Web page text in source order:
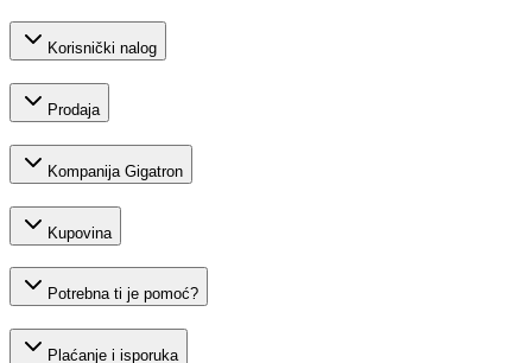
Korisnički nalog
Prodaja
Kompanija Gigatron
Kupovina
Potrebna ti je pomoć?
Plaćanje i isporuka